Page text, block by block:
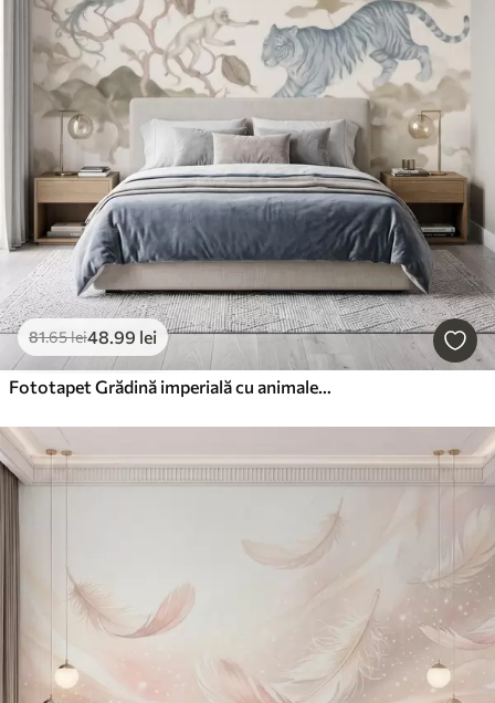
81.65lei48.99 lei
Fototapet Grădină imperială cu animale în stil oriental — maimuță, leopard, tigru, păun și stârc